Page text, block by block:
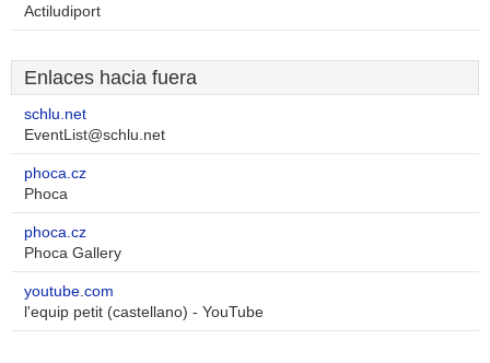
Actiludiport
Enlaces hacia fuera
schlu.net
EventList@schlu.net
phoca.cz
Phoca
phoca.cz
Phoca Gallery
youtube.com
l'equip petit (castellano) - YouTube